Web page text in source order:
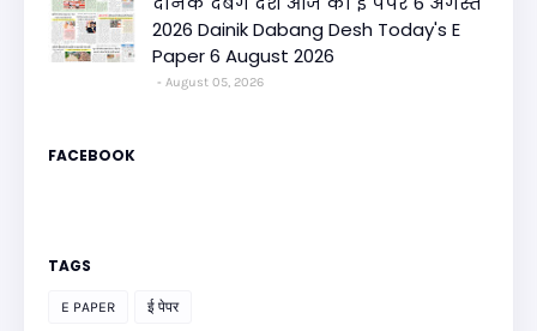
2026 Dainik Dabang Desh Today's E
Paper 6 August 2026
August 05, 2026
FACEBOOK
TAGS
E PAPER ई पेपर